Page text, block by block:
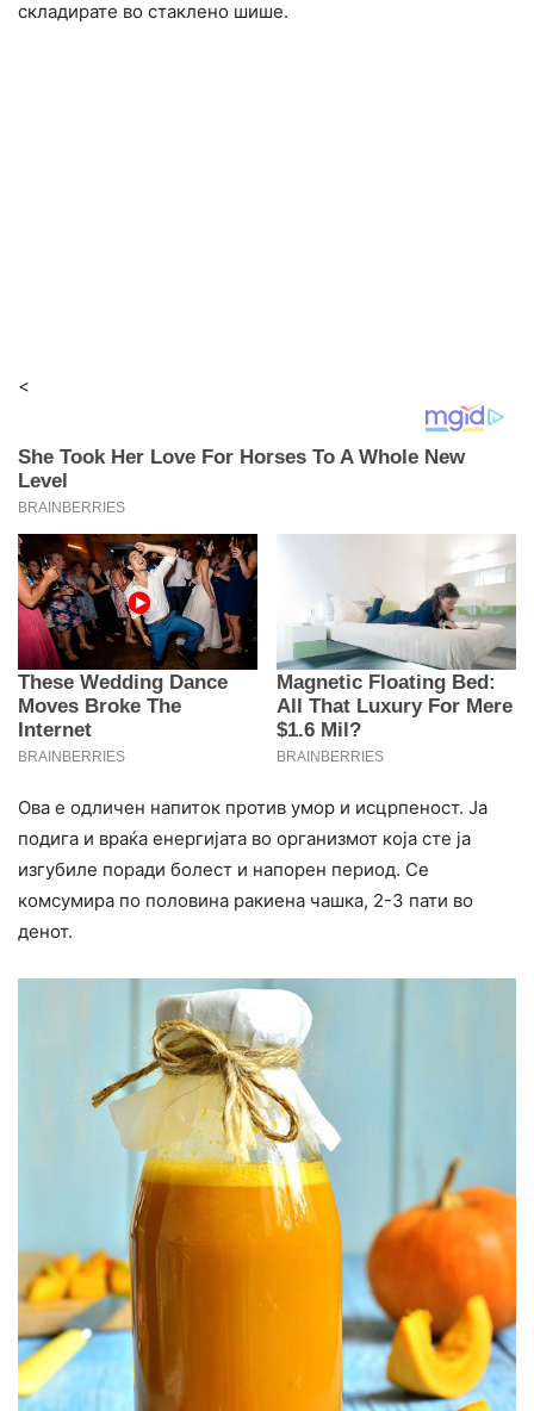
складирате во стаклено шише.
<
Ова е одличен напиток против умор и исцрпеност. Ја
подига и враќа енергијата во организмот која сте ја
изгубиле поради болест и напорен период. Се
комсумира по половина ракиена чашка, 2-3 пати во
денот.